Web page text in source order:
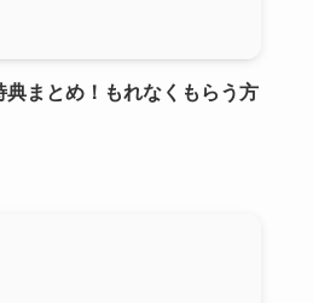
まとめ！もれなくもらう方